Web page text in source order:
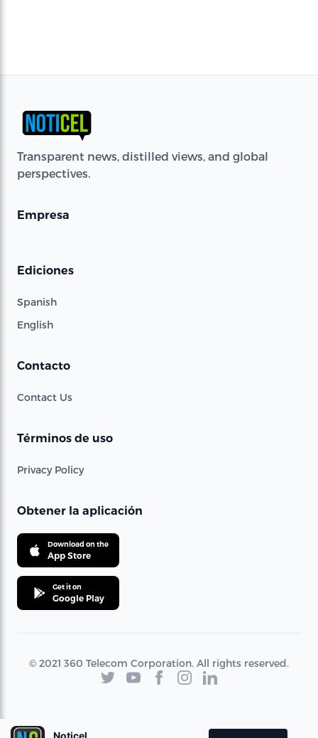
Transparent news, distilled views, and global
perspectives.
Empresa
Ediciones
Spanish
English
Contacto
Contact Us
Términos de uso
Privacy Policy
Obtener la aplicación
Download on the
App Store
Get it on
Google Play
© 2021 360 Telecom Corporation. All rights reserved.
Noticel